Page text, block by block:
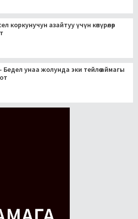
коркунучун азайтуу үчүн көпүрөлөр
Бедел унаа жолунда эки тейлөө аймагы